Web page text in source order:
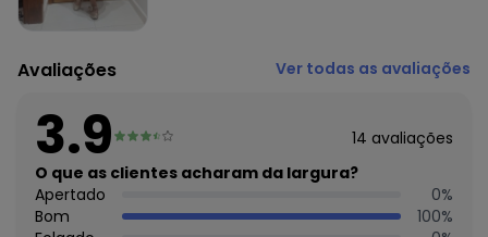
Histórico de preços
O preço apresentado abaixo é o menor oferecido em
algum dia do mês, para o menor tamanho disponível.
agosto/2026
julho/2026 N/D*
junho/2026 N/D*
maio/2026
abril/2026 R$ 34,9
março/2026 R$ 34,9
Avaliações Ver todas as avaliações
3.9 14 avaliações
O que as clientes acharam da largura?
Apertado
0%
Bom
100%